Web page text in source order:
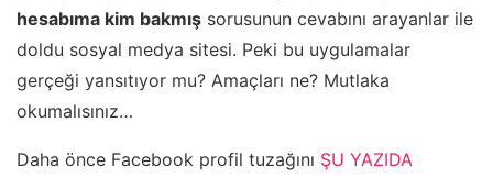
hesabıma kim bakmış sorusunun cevabını arayanlar ile
doldu sosyal medya sitesi. Peki bu uygulamalar
gerçeği yansıtıyor mu? Amaçları ne? Mutlaka
okumalısınız…
Daha önce Facebook profil tuzağını ŞU YAZIDA